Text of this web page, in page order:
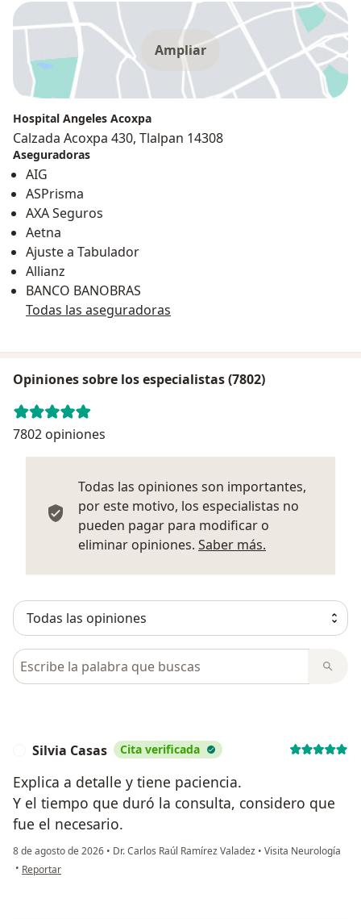
Ampliar
Hospital Angeles Acoxpa
Calzada Acoxpa 430, Tlalpan 14308
Aseguradoras
AIG
ASPrisma
AXA Seguros
Aetna
Ajuste a Tabulador
Allianz
BANCO BANOBRAS
Todas las aseguradoras
Opiniones sobre los especialistas (7802)
7802 opiniones
Todas las opiniones son importantes,
por este motivo, los especialistas no
pueden pagar para modificar o
eliminar opiniones. Saber más.
Busca en opiniones
Silvia Casas Cita verificada
Explica a detalle y tiene paciencia.
Y el tiempo que duró la consulta, considero que
fue el necesario.
8 de agosto de 2026 • Dr. Carlos Raúl Ramírez Valadez • Visita Neurología
• en opinión del usuario Silvia Casas
Reportar